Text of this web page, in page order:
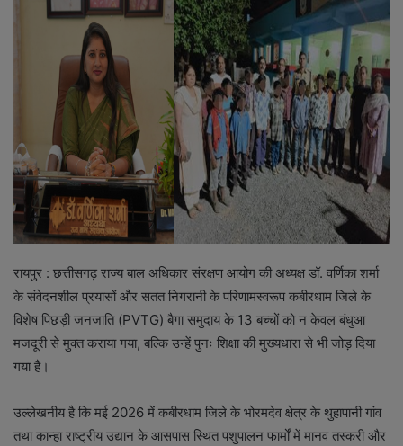
रायपुर : छत्तीसगढ़ राज्य बाल अधिकार संरक्षण आयोग की अध्यक्ष डॉ. वर्णिका शर्मा
के संवेदनशील प्रयासों और सतत निगरानी के परिणामस्वरूप कबीरधाम जिले के
विशेष पिछड़ी जनजाति (PVTG) बैगा समुदाय के 13 बच्चों को न केवल बंधुआ
मजदूरी से मुक्त कराया गया, बल्कि उन्हें पुनः शिक्षा की मुख्यधारा से भी जोड़ दिया
गया है।
उल्लेखनीय है कि मई 2026 में कबीरधाम जिले के भोरमदेव क्षेत्र के थुहापानी गांव
तथा कान्हा राष्ट्रीय उद्यान के आसपास स्थित पशुपालन फार्मों में मानव तस्करी और